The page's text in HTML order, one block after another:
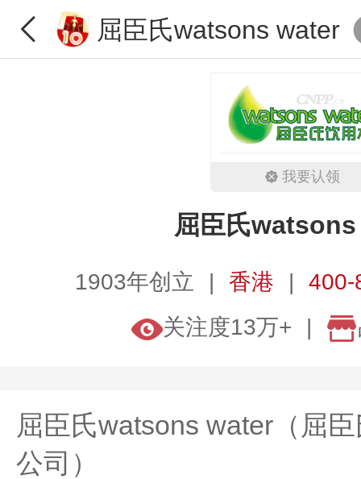
屈臣氏watsons water
我要认领
屈臣氏
1903年创立 香港
400-
关注度13万+
屈臣氏watsons water（屈
公司）